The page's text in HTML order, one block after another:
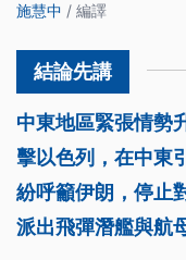
施慧中 / 編譯
中東地區緊張情勢
擊以色列，在中東
紛呼籲伊朗，停止
派出飛彈潛艦與航